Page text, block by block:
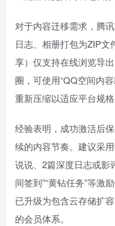
对于内容迁移需求，腾
日志、相册打包为ZIP
享）仅支持在线浏览导
圈，可使用“QQ空间内
重新压缩以适应平台规格
经验表明，成功激活后
续的内容节奏。建议采
说说、2篇深度日志或影
间签到”“黄钻任务”等激
已升级为包含云存储扩
的会员体系。